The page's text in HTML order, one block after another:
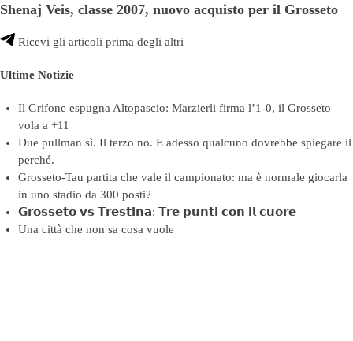
Shenaj Veis, classe 2007, nuovo acquisto per il Grosseto
Ricevi gli articoli prima degli altri
Ultime Notizie
Il Grifone espugna Altopascio: Marzierli firma l’1-0, il Grosseto
vola a +11
Due pullman sì. Il terzo no. E adesso qualcuno dovrebbe spiegare il
perché.
Grosseto-Tau partita che vale il campionato: ma è normale giocarla
in uno stadio da 300 posti?
𝗚𝗿𝗼𝘀𝘀𝗲𝘁𝗼 𝘃𝘀 𝗧𝗿𝗲𝘀𝘁𝗶𝗻𝗮: 𝗧𝗿𝗲 𝗽𝘂𝗻𝘁𝗶 𝗰𝗼𝗻 𝗶𝗹 𝗰𝘂𝗼𝗿𝗲
Una città che non sa cosa vuole